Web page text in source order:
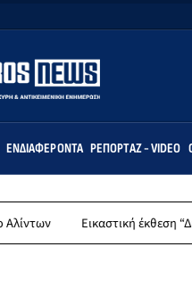
ΕΝΔΙΑΦΈΡΟΝΤΑ ΡΕΠΟΡΤΆΖ - VIDEO
Εικαστική έκθεση